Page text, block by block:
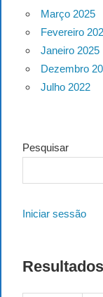
Março 2025
Fevereiro
Janeiro 2025
Dezembro
Julho 2022
Pesquisar
Iniciar sessão